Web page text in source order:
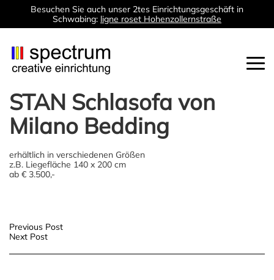
Besuchen Sie auch unser 2tes Einrichtungsgeschäft in
Schwabing: ligne roset Hohenzollernstraße
STAN Schlasofa von
Milano Bedding
erhältlich in verschiedenen Größen
z.B. Liegefläche 140 x 200 cm
ab € 3.500,-
Post
navigation
Previous Post
Next Post